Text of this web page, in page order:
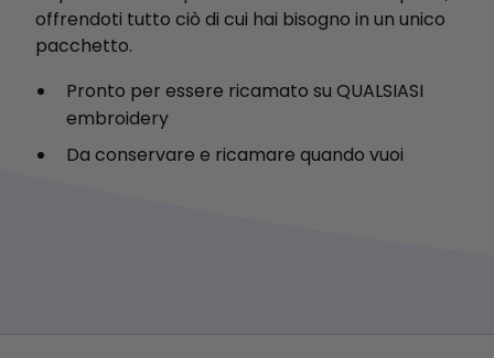
offrendoti tutto ciò di cui hai bisogno in un unico
pacchetto.
Pronto per essere ricamato su QUALSIASI
embroidery
Da conservare e ricamare quando vuoi